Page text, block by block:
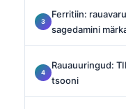
Ferritiin:
sagedamini
Rauauuringud:
tsooni